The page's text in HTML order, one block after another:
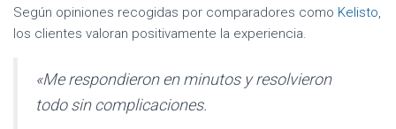
Según opiniones recogidas por comparadores como Kelisto,
los clientes valoran positivamente la experiencia.
«Me respondieron en minutos y resolvieron
todo sin complicaciones.